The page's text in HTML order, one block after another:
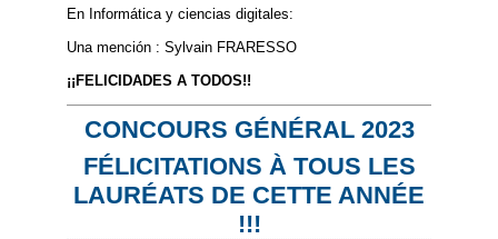
En Informática y ciencias digitales:
Una mención : Sylvain FRARESSO
¡¡FELICIDADES A TODOS!!
CONCOURS GÉNÉRAL 2023
FÉLICITATIONS À TOUS LES
LAURÉATS DE CETTE ANNÉE
!!!